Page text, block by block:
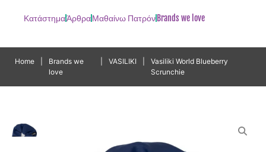
ΚατάστημαΆρθραΜαθαίνω Πατρόν Brands we love
Home
Brands we
love
VASILIKI
Vasiliki World Blueberry
Scrunchie